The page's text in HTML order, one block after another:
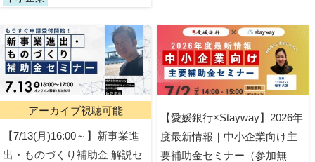
アーカイブ視聴可能
【7/13(月)16:00～】新事業進
出・ものづくり補助金 解説セ
【愛媛銀行×Stayway】2026年
度最新情報｜中小企業向け主
要補助金セミナー（参加無